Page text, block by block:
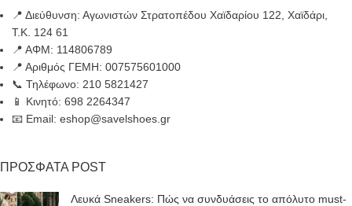
📍 Διεύθυνση: Αγωνιστών Στρατοπέδου Χαϊδαρίου 122, Χαϊδάρι,
Τ.Κ. 124 61
📍 ΑΦΜ: 114806789
📍 Αριθμός ΓΕΜΗ: 007575601000
📞 Τηλέφωνο: 210 5821427
📱 Κινητό: 698 2264347
📧 Email: eshop@savelshoes.gr
ΠΡΟΣΦΑΤΑ POST
Λευκά Sneakers: Πώς να συνδυάσεις το απόλυτο must-